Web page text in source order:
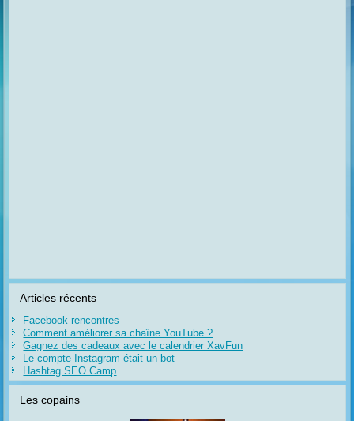
Articles récents
Facebook rencontres
Comment améliorer sa chaîne YouTube ?
Gagnez des cadeaux avec le calendrier XavFun
Le compte Instagram était un bot
Hashtag SEO Camp
Les copains